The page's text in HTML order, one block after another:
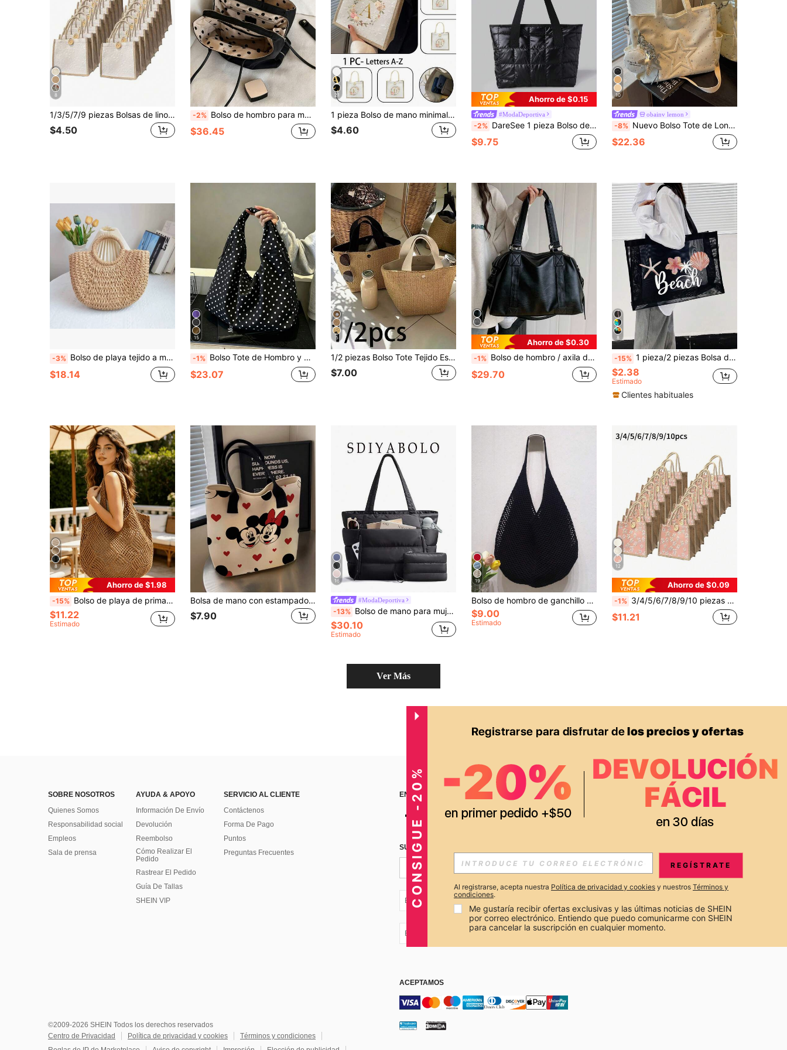
8
1/3/5/7/9 piezas Bolsas de lino, bolsas de compras, bolsas de regalo para damas de honor de boda
$4.50
-2% Bolso de hombro para mujer 2026 estilo japonés y coreano de verano, nueva gran capacidad, doble capa, estilo lindo, lunares blanco y negro, bolso de mano versátil casual para ir al trabajo, universidad, viaje y laptop
$36.45
21
1 pieza Bolso de mano minimalista con estampado de letras, bolso de mano multifuncional y portátil para maestros, bolso de mano con flores de lino y letras, bolso de mano minimalista de gran capacidad, bolso de hombro casual de lino y poliéster de gran capacidad con hebilla, bolsa de compras reutilizable, adecuado para bodas, cumpleaños, salidas a la playa, festivales, gran regalo para mujeres, maestros, amigos - lavable, mejor regalo para maestros
$4.60
Ahorro de $0.15
#ModaDeportiva
-2% DareSee 1 pieza Bolso de mano de gran capacidad de metal negro con diseño romboidal para mujeres, bolso de hombro adecuado para uso diario, citas, regalos, festivales de música, mujeres profesionales de negocios, regreso a la escuela
$9.75
10
obainv lemon
-8% Nuevo Bolso Tote de Lona Y2K Dulce & Cool con Pentagrama 3D & Fragmento de Estrella para Mujeres, Bolso de Hombro & Bandolera de Gran Capacidad con Múltiples Bolsillos y Bolsillo Lateral, Monedero Desmontable y Encanto de Estrella
$22.36
-3% Bolso de playa tejido a mano de paja con forma de media luna, bolso bandolera hueco de gran capacidad para mujer en verano, bolso de paja con forma de media luna de verano, bolso de mano portátil hecho a mano para mujer, bolso de playa de gran capacidad, bolso de cesta tejido, bolso de compras
$18.14
15
-1% Bolso Tote de Hombro y Axila de Gran Capacidad con Múltiples Bolsillos y Compartimentos, Moda de Alta Gama con Lunares Negros, Nuevo Verano 2026
$23.07
5
1/2 piezas Bolso Tote Tejido Estilo Bohemio - Bolso Grande Negro Adecuado para Playa, Camping y Actividades al Aire Libre, Tela con Hebilla Magnética, Perfecto para Aventuras al Aire Libre y Salidas a la Playa de Mujeres
$7.00
Ahorro de $0.30
-1% Bolso de hombro / axila de gran capacidad y moda, bolso de mano suave y versátil para mujer, pequeña bolsa de viaje, bolso cruzado para ir al trabajo, bolsa para viajes cortos
$29.70
8
-15% 1 pieza/2 piezas Bolsa de malla de gran capacidad con decoración de letras Bolsa de malla de poliéster multifuncional de gran capacidad y set de bolsa de maquillaje - Almacenamiento y compras para vacaciones en la playa - Adecuado para adolescentes y mujeres - Estudiantes universitarios - Adecuado para playa, escuela, uso diario - Regalo perfecto para adolescentes y mujeres, asas dobles, bolsa de viaje y almacenamiento lavable adecuada para vacaciones
$2.38
Estimado
Clientes habituales
8
Ahorro de $1.98
-15% Bolso de playa de primavera para mujer, bolso de ganchillo, bolso tote de gran capacidad y moda, bolso de hombro, esencial para viajes, adecuado para estudiantes y mujeres de negocios
$11.22
Estimado
Bolsa de mano con estampado de Stitch de dibujos animados lindos de Disney para la temporada de vuelta a la escuela, adecuada para compras diarias y reuniones de mujeres, bolsa de mano de estilo casual
$7.90
16
#ModaDeportiva
-13% Bolso de mano para mujer, bolso ligero y esponjoso, adecuado para viajes, trabajo, playa, gimnasio, compras
$30.10
Estimado
19
Bolso de hombro de ganchillo de gran capacidad y estilo - Ligero, versátil bolso de punto, beige, rosa, marrón, negro, perfecto para viajes, playa, vacaciones y uso diario, bolso de gran tamaño, estilo bohemio chic
$9.00
Estimado
12
Ahorro de $0.09
-1% 3/4/5/6/7/8/9/10 piezas Bolsas de lino - Blancas, reutilizables y personalizables con diseño DIY. Perfectas para bodas, eventos corporativos, regreso a la escuela y regalos para maestros.
$11.21
Ver Más
SOBRE NOSOTROS
Quienes Somos
Responsabilidad social
Empleos
Sala de prensa
AYUDA & APOYO
Información De Envío
Devolución
Reembolso
Cómo Realizar El
Pedido
Rastrear El Pedido
Guía De Tallas
SHEIN VIP
SERVICIO AL CLIENTE
Contáctenos
Forma De Pago
Puntos
Preguntas Frecuentes
ENCUÉNTRANOS EN APP
SUSCRÍBETE PARA RECIBIR OFERTAS EXCLUSIVAS, PROMOCIONES Y NOTICIAS DE SHEIN
Suscribir
EC + 593
EC + 593
ACEPTAMOS
©2009-2026 SHEIN Todos los derechos reservados
Centro de Privacidad
Política de privacidad y cookies
Términos y condiciones
CONSIGUE -20% REGÍSTRATE
Al registrarse, acepta nuestra Política de privacidad y cookies y nuestros Términos y
condiciones.
Me gustaría recibir ofertas exclusivas y las últimas noticias de SHEIN
por correo electrónico. Entiendo que puedo comunicarme con SHEIN
para cancelar la suscripción en cualquier momento.